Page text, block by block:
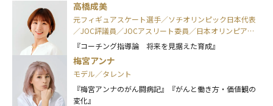
高橋成美
元フィギュアスケート選手／ソチオリンピック日本代表
／JOC評議員／JOCアスリート委員／日本オリンピアン
ズ協会(OAJ)理事
『コーチング指導論 将来を見据えた育成』
梅宮アンナ
モデル／タレント
『梅宮アンナのがん闘病記』『がんと働き方・価値観の
変化』